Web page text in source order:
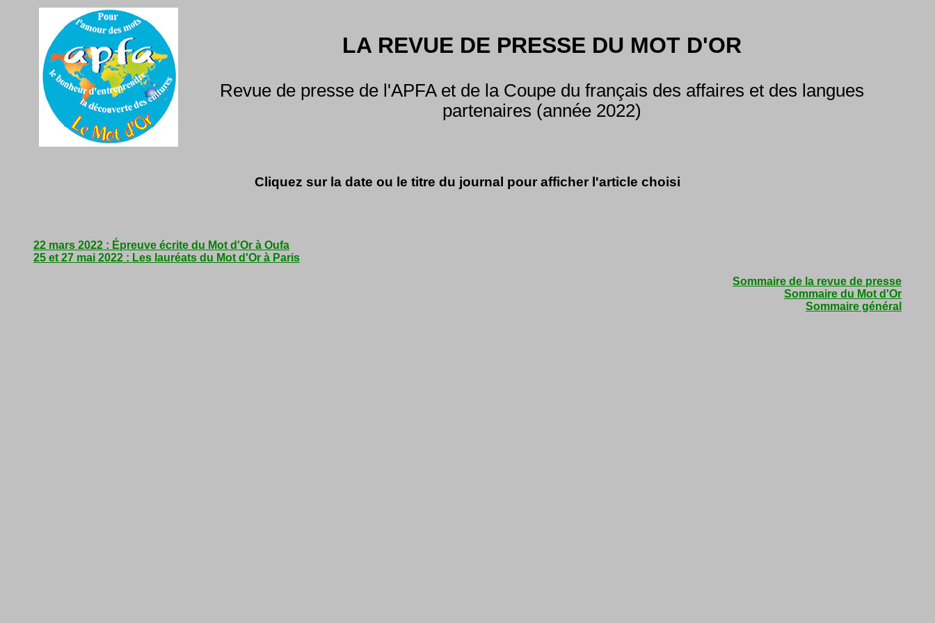
LA REVUE DE PRESSE DU MOT D'OR
Revue de presse de l'APFA et de la Coupe du français des affaires et des langues
partenaires (année 2022)
Cliquez sur la date ou le titre du journal pour afficher l'article choisi
22 mars 2022 : Épreuve écrite du Mot d'Or à Oufa
25 et 27 mai 2022 : Les lauréats du Mot d'Or à Paris
Sommaire de la revue de presse
Sommaire du Mot d'Or
Sommaire général